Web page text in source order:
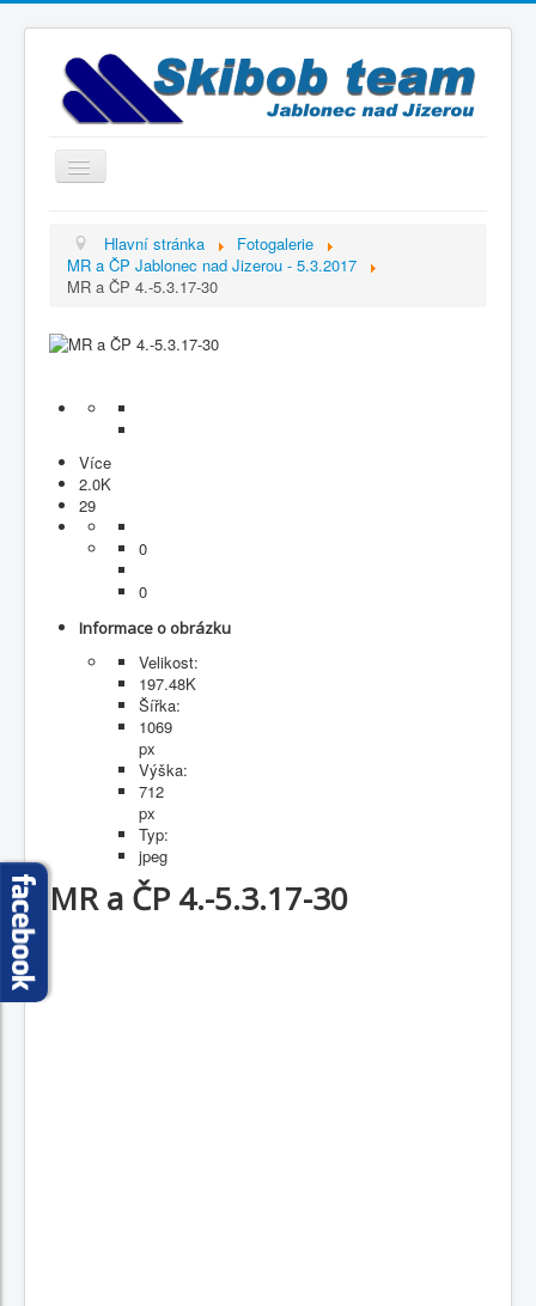
Přepnout
navigaci
Historie
Závodníci
Termínový kalendář
Výsledky
Videogalerie
Fotogalerie
Hlavní stránka
Fotogalerie
MR a ČP Jablonec nad Jizerou - 5.3.2017
MR a ČP 4.-5.3.17-30
Více
2.0K
29
0
0
Informace o obrázku
Velikost:
197.48K
Šířka:
1069
px
Výška:
712
px
Typ:
jpeg
MR a ČP 4.-5.3.17-30